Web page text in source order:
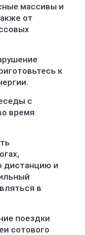
массивы и
от
к
с
время
дистанцию и
в
поездки
сотового